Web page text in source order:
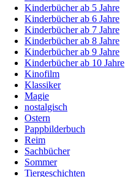
Kinderbücher ab 5 Jahre
Kinderbücher ab 6 Jahre
Kinderbücher ab 7 Jahre
Kinderbücher ab 8 Jahre
Kinderbücher ab 9 Jahre
Kinderbücher ab 10 Jahre
Kinofilm
Klassiker
Magie
nostalgisch
Ostern
Pappbilderbuch
Reim
Sachbücher
Sommer
Tiergeschichten